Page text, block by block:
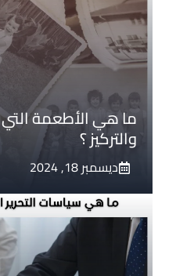
ما هي الأطعمة
والتركيز ؟
ديسمبر 18, 2024